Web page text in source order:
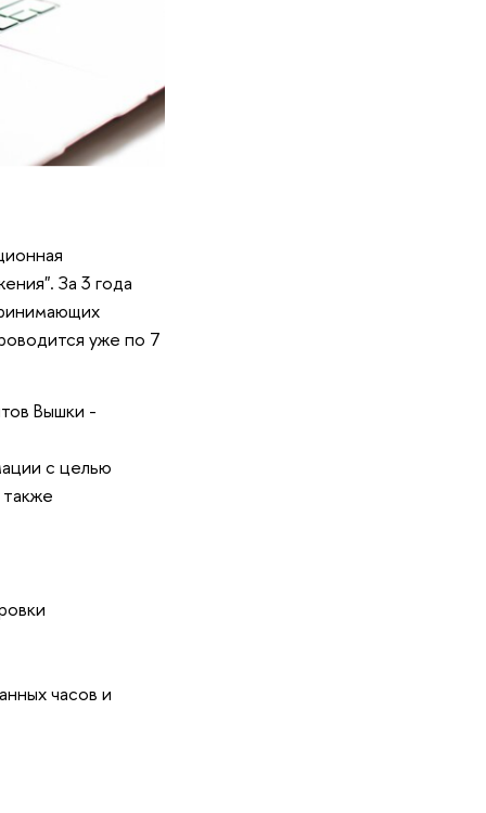
За 3 года
уже по 7
Вышки -
с целью
часов и